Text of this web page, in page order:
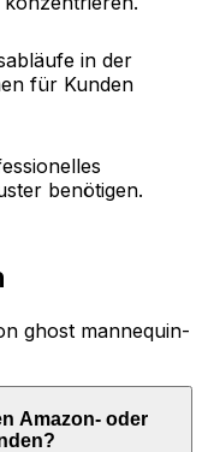
in der
für Kunden
benötigen.
ghost mannequin-
Amazon- oder